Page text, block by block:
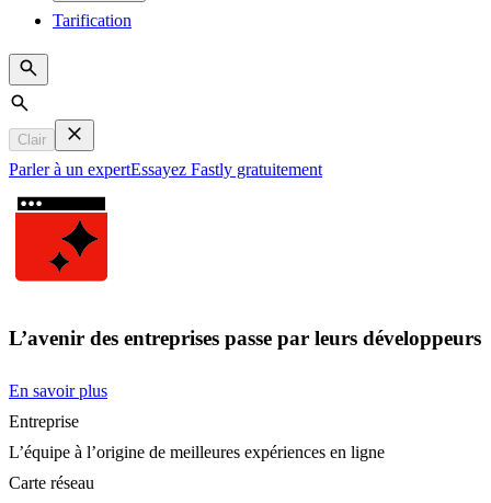
Tarification
Search
Clair
Parler à un expertEssayez Fastly gratuitement
L’avenir des entreprises passe par leurs développeurs
En savoir plus
Entreprise
L’équipe à l’origine de meilleures expériences en ligne
Carte réseau